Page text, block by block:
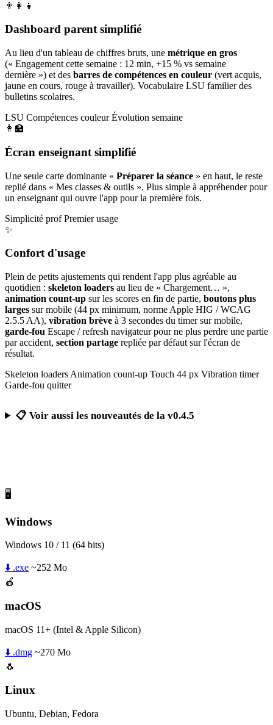
👨‍👩‍👧
Dashboard parent simplifié
Au lieu d'un tableau de chiffres bruts, une métrique en gros
(« Engagement cette semaine : 12 min, +15 % vs semaine
dernière ») et des barres de compétences en couleur (vert acquis,
jaune en cours, rouge à travailler). Vocabulaire LSU familier des
bulletins scolaires.
LSU Compétences couleur Évolution semaine
👩‍🏫
Écran enseignant simplifié
Une seule carte dominante « Préparer la séance » en haut, le reste
replié dans « Mes classes & outils ». Plus simple à appréhender pour
un enseignant qui ouvre l'app pour la première fois.
Simplicité prof Premier usage
✨
Confort d'usage
Plein de petits ajustements qui rendent l'app plus agréable au
quotidien : skeleton loaders au lieu de « Chargement… »,
animation count-up sur les scores en fin de partie, boutons plus
larges sur mobile (44 px minimum, norme Apple HIG / WCAG
2.5.5 AA), vibration brève à 3 secondes du timer sur mobile,
garde-fou Escape / refresh navigateur pour ne plus perdre une partie
par accident, section partage repliée par défaut sur l'écran de
résultat.
Skeleton loaders Animation count-up Touch 44 px Vibration timer
Garde-fou quitter
📋 Voir aussi les nouveautés de la v0.4.5
🖥️
Windows
Windows 10 / 11 (64 bits)
⬇️ .exe ~252 Mo
🍎
macOS
macOS 11+ (Intel & Apple Silicon)
⬇️ .dmg ~270 Mo
🐧
Linux
Ubuntu, Debian, Fedora